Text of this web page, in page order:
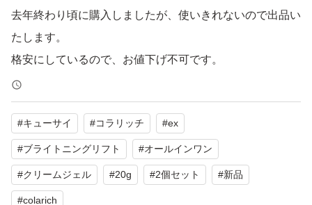
去年終わり頃に購入しましたが、使いきれないので出品い
たします。
格安にしているので、お値下げ不可です。
バラ売りも不可です。
即購入大歓迎です(*^^*)
ご購入後、厚みの関係上簡易包装で梱包し、ゆうパケット
ポストminiにて24時間以内に発送いたします♪
#キューサイ #コラリッチ #ex
#ブライトニングリフト #オールインワン
#クリームジェル #20g #2個セット #新品
#colarich